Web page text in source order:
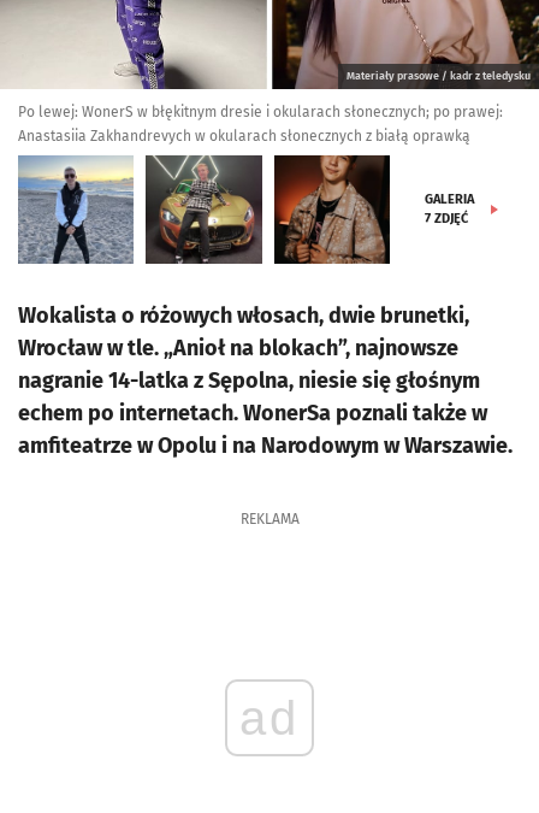
Materiały prasowe / kadr z teledysku
Po lewej: WonerS w błękitnym dresie i okularach słonecznych; po prawej:
Anastasiia Zakhandrevych w okularach słonecznych z białą oprawką
GALERIA
7 ZDJĘĆ
Wokalista o różowych włosach, dwie brunetki,
Wrocław w tle. „Anioł na blokach”, najnowsze
nagranie 14-latka z Sępolna, niesie się głośnym
echem po internetach. WonerSa poznali także w
amfiteatrze w Opolu i na Narodowym w Warszawie.
REKLAMA
ad